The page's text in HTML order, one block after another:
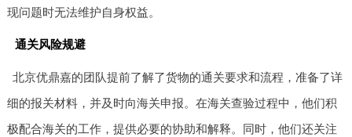
现问题时无法维护自身权益。
通关风险规避
北京优鼎嘉的团队提前了解了货物的通关要求和流程，准备了详
细的报关材料，并及时向海关申报。在海关查验过程中，他们积
极配合海关的工作，提供必要的协助和解释。同时，他们还关注